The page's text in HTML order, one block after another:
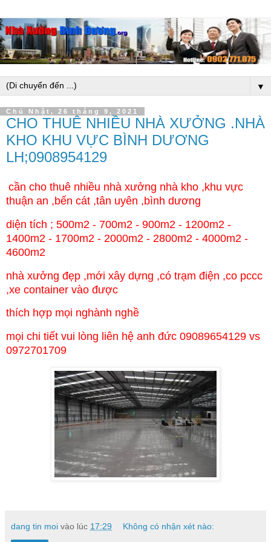
▼
Chủ Nhật, 26 tháng 9, 2021
CHO THUÊ NHIỀU NHÀ XƯỞNG .NHÀ
KHO KHU VỰC BÌNH DƯƠNG
LH;0908954129
cần cho thuê nhiều nhà xưởng nhà kho ,khu vực
thuận an ,bến cát ,tân uyên ,bình dương
diện tích ; 500m2 - 700m2 - 900m2 - 1200m2 -
1400m2 - 1700m2 - 2000m2 - 2800m2 - 4000m2 -
4600m2
nhà xưởng đẹp ,mới xây dựng ,có trạm điện ,co pccc
,xe container vào được
thích hợp mọi nghành nghề
mọi chi tiết vui lòng liên hệ anh đức 09089654129 vs
0972701709
dang tin moi vào lúc 17:29 Không có nhận xét nào: